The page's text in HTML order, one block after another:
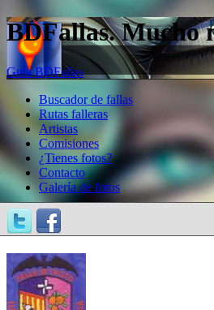
BDFallas. Mucho
Guía BDFallas
Buscador de fallas
Rutas falleras
Artistas
Comisiones
¿Tienes fotos?
Contacto
Galería de fotos